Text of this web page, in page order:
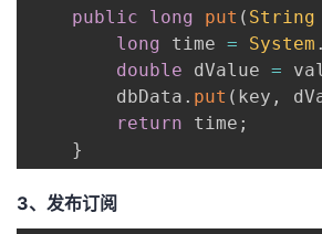
public
long put ( String
long
time = System .
double dValue =
        dbData
. put ( key ,
return time ;
}
3、发布订阅